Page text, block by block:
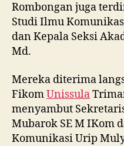
Rombongan juga
Studi Ilmu
dan Kepala Seksi
Md.
Mereka diterima
FikomUnissula
menyambut
Mubarok SE M IKom
Komunikasi Urip